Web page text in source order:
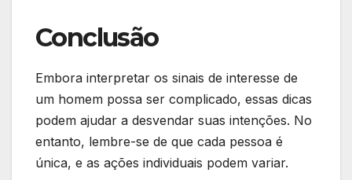
Conclusão
Embora interpretar os sinais de interesse de
um homem possa ser complicado, essas dicas
podem ajudar a desvendar suas intenções. No
entanto, lembre-se de que cada pessoa é
única, e as ações individuais podem variar.